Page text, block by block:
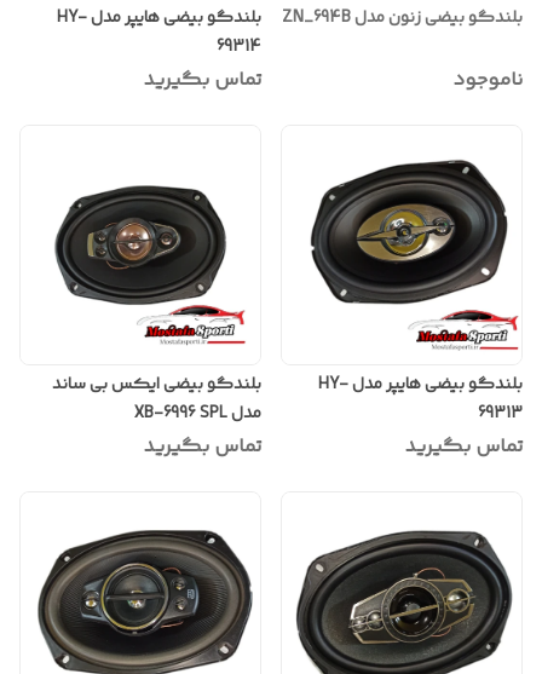
بلندگو بیضی زنون مدل ZN_694B
ناموجود
بلندگو بیضی هایپر مدل HY-
69314
تماس بگیرید
بلندگو بیضی هایپر مدل HY-
69313
تماس بگیرید
بلندگو بیضی ایکس بی ساند
مدل XB-6996 SPL
تماس بگیرید